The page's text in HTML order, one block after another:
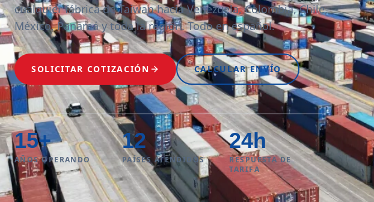
cualquier fábrica de Taiwan hacia Venezuela, Colombia, Chile,
México, Panamá y toda la región. Todo en español.
SOLICITAR COTIZACIÓN CALCULAR ENVÍO
15+
AÑOS OPERANDO
12
PAÍSES ATENDIDOS
24h
RESPUESTA DE
TARIFA